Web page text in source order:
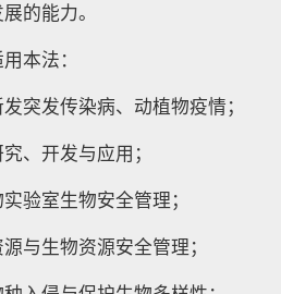
的能力。
本法：
突发传染病、动植物疫情；
、开发与应用；
验室生物安全管理；
与生物资源安全管理；